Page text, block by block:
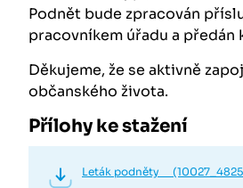
Podnět bude zpracován
pracovníkem úřadu a předán
Děkujeme, že se aktivně
občanského života.
Přílohy ke stažení
Leták podněty